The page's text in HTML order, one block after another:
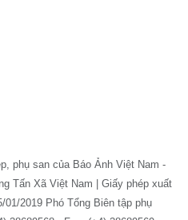
phụ san của Báo Ảnh Việt Nam -
Tấn Xã Việt Nam | Giấy phép xuất
2019 Phó Tổng Biên tập phụ